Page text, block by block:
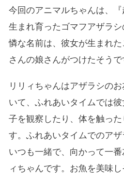
今回のアニマルちゃんは、
生まれ育ったゴマフアザラ
憐な名前は、彼女が生まれ
さんの娘さんがつけたそうで
リリィちゃんはアザラシの
いて、ふれあいタイムでは
子を観察したり、体を触っ
す。ふれあいタイムでのア
いつも一緒で、向かって一
ィちゃんです。お魚を美味